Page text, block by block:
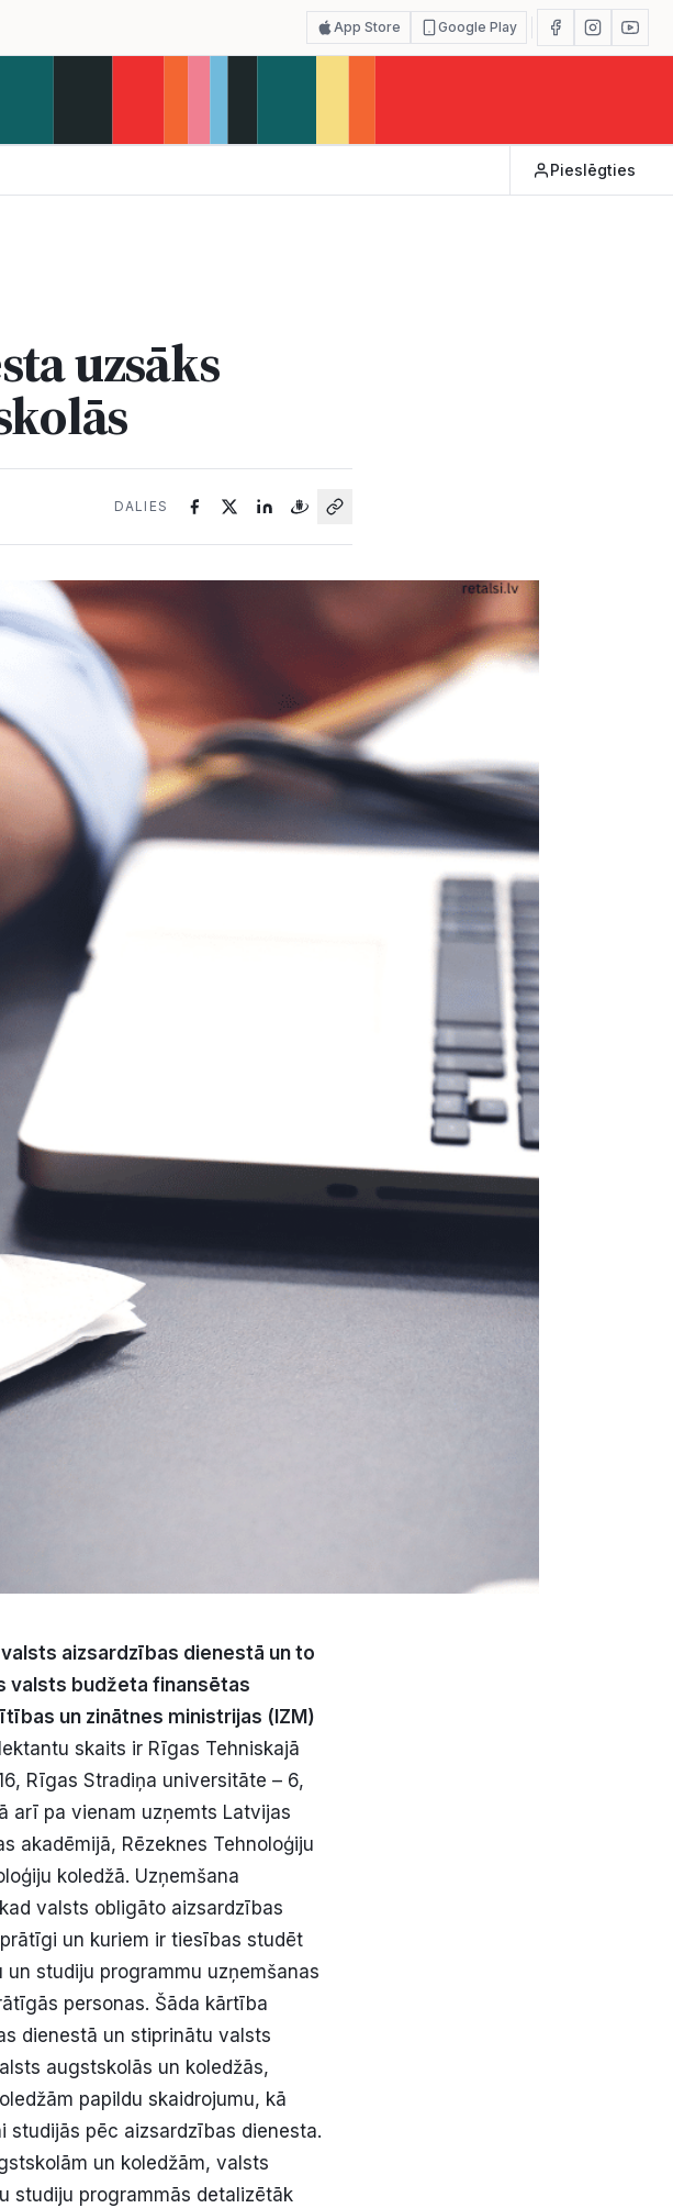
App Store Google Play
Pieslēgties
uzsāks
DALIES
aizsardzības dienestā un to
valsts budžeta finansētas
un zinātnes ministrijas (IZM)
skaits ir Rīgas Tehniskajā
Rīgas Stradiņa universitāte – 6,
arī pa vienam uzņemts Latvijas
akadēmijā, Rēzeknes Tehnoloģiju
koledžā. Uzņemšana
valsts obligāto aizsardzības
un kuriem ir tiesības studēt
studiju programmu uzņemšanas
personas. Šāda kārtība
dienestā un stiprinātu valsts
augstskolās un koledžās,
papildu skaidrojumu, kā
studijās pēc aizsardzības dienesta.
un koledžām, valsts
studiju programmās detalizētāk